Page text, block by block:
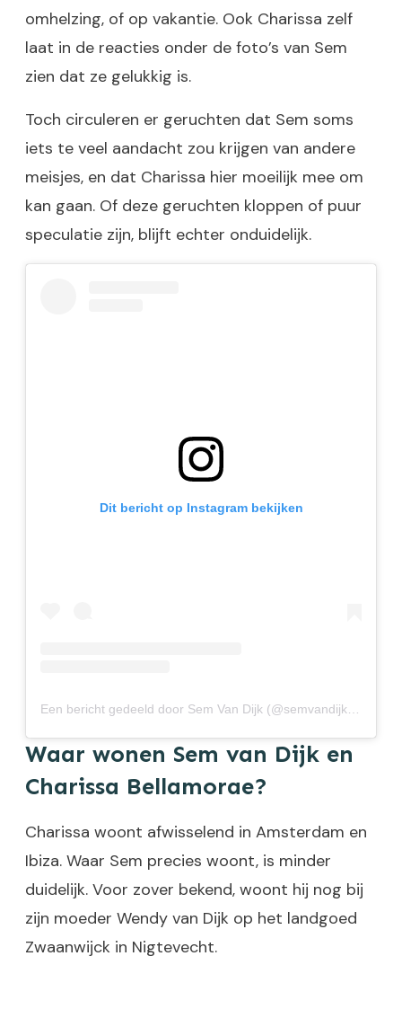
omhelzing, of op vakantie. Ook Charissa zelf
laat in de reacties onder de foto’s van Sem
zien dat ze gelukkig is.
Toch circuleren er geruchten dat Sem soms
iets te veel aandacht zou krijgen van andere
meisjes, en dat Charissa hier moeilijk mee om
kan gaan. Of deze geruchten kloppen of puur
speculatie zijn, blijft echter onduidelijk.
Dit bericht op Instagram bekijken
Waar wonen Sem van Dijk en
Charissa Bellamorae?
Charissa woont afwisselend in Amsterdam en
Ibiza. Waar Sem precies woont, is minder
duidelijk. Voor zover bekend, woont hij nog bij
zijn moeder Wendy van Dijk op het landgoed
Zwaanwijck in Nigtevecht.